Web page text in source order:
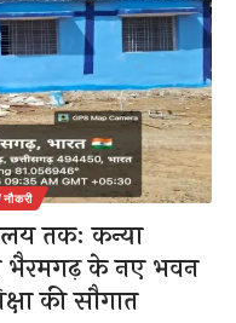
नौकरी
तकः कन्या
भैरमगढ़ के नए भवन
की सौगात